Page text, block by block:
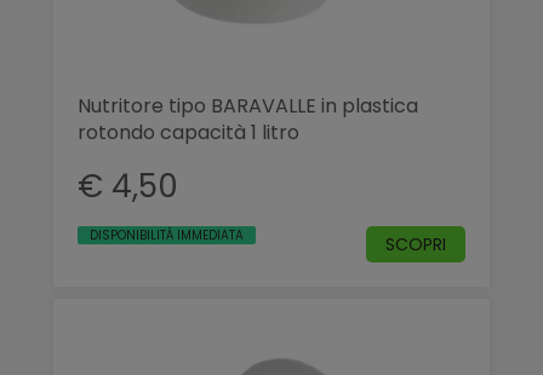
Nutritore tipo BARAVALLE in plastica
rotondo capacità 1 litro
€ 4,50
DISPONIBILITÀ IMMEDIATA SCOPRI